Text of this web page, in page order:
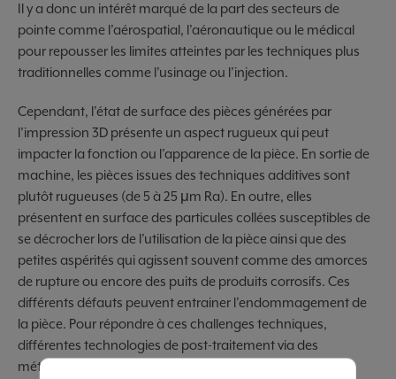
Il y a donc un intérêt marqué de la part des secteurs de
pointe comme l’aérospatial, l’aéronautique ou le médical
pour repousser les limites atteintes par les techniques plus
traditionnelles comme l’usinage ou l’injection.
Cependant, l’état de surface des pièces générées par
l’impression 3D présente un aspect rugueux qui peut
impacter la fonction ou l’apparence de la pièce. En sortie de
machine, les pièces issues des techniques additives sont
plutôt rugueuses (de 5 à 25 μm Ra). En outre, elles
présentent en surface des particules collées susceptibles de
se décrocher lors de l’utilisation de la pièce ainsi que des
petites aspérités qui agissent souvent comme des amorces
de rupture ou encore des puits de produits corrosifs. Ces
différents défauts peuvent entrainer l’endommagement de
la pièce. Pour répondre à ces challenges techniques,
différentes technologies de post-traitement via des
méthodes soustractives ou additives, ainsi que leurs